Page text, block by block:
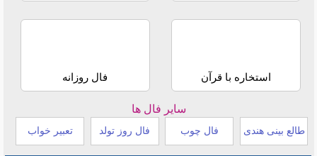
استخاره با قرآن فال روزانه
سایر فال ها
طالع بینی هندی فال چوب فال روز تولد تعبیر خواب